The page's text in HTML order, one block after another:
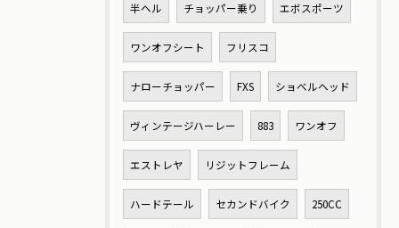
半ヘル チョッパー乗り エボスポーツ
ワンオフシート フリスコ
ナローチョッパー FXS ショベルヘッド
ヴィンテージハーレー 883 ワンオフ
エストレヤ リジットフレーム
ハードテール セカンドバイク 250CC